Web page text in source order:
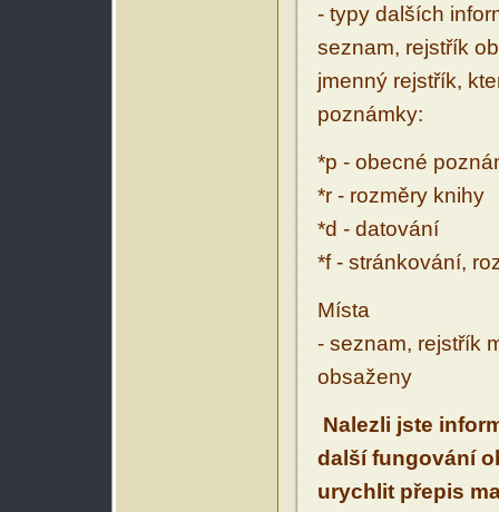
- typy dalších
seznam, rejstřík
jmenný rejstřík,
poznámky:
*p - obecné
*r - rozměry knihy
*d - datování
*f - stránkování,
Místa
- seznam, rejstřík
obsaženy
Nalezli jste
další fungování
urychlit přepis